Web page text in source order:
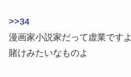
>>34
漫画家小説家だって虚業ですよ
賭けみたいなものよ